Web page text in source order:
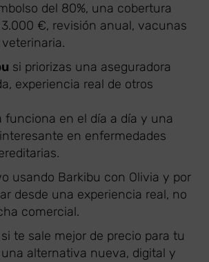
del 80%, una cobertura
€, revisión anual, vacunas
si priorizas una aseguradora
experiencia real de otros
funciona en el día a día y una
en enfermedades
usando Barkibu con Olivia y por
desde una experiencia real, no
comercial.
si te sale mejor de precio para tu
alternativa nueva, digital y